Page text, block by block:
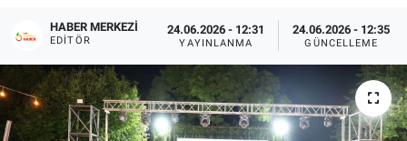
HABER MERKEZI
EDITÖR
24.06.2026 - 12:31
YAYINLANMA
24.06.2026 - 12:35
GÜNCELLEME